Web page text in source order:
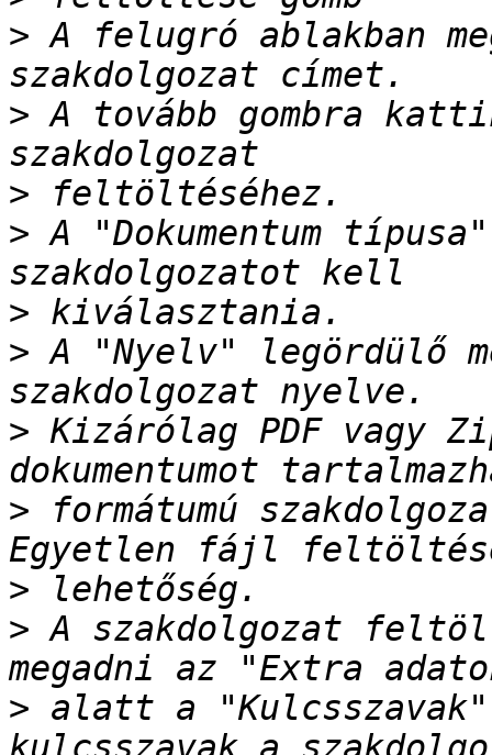
> A felugró ablakban
> A tovább gombra
>
> A "Dokumentum
>
> A "Nyelv" legördülő
> Kizárólag PDF
> formátumú
>
> A szakdolgozat
> alatt a